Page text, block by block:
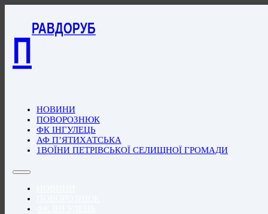
П
РАВДОРУБ
НОВИНИ
ПОВОРОЗНЮК
ФК ІНГУЛЕЦЬ
АФ П’ЯТИХАТСЬКА
1ВОЇНИ ПЕТРІВСЬКОЇ СЕЛИЩНОЇ ГРОМАДИ